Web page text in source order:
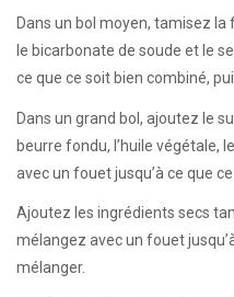
Dans un bol moyen, tamisez la
le bicarbonate de soude et le
ce que ce soit bien combiné,
Dans un grand bol, ajoutez le
beurre fondu, l’huile végétale,
avec un fouet jusqu’à ce que
Ajoutez les ingrédients secs
mélangez avec un fouet
mélanger.